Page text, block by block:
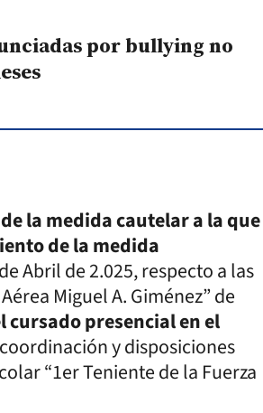
por bullying no
la medida cautelar a la que
de la medida
Abril de 2.025, respecto a las
Miguel A. Giménez” de
cursado presencial en el
y disposiciones
“1er Teniente de la Fuerza